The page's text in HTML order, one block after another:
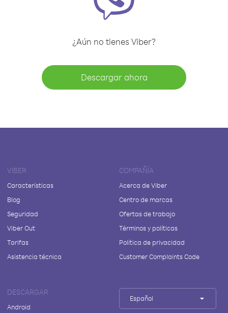
¿Aún no tienes Viber?
Descargar ahora
VIBER
Características
Blog
Seguridad
Viber Out
Tarifas
Asistencia técnica
COMPAÑÍA
Acerca de Viber
Centro de marcas
Ofertas de trabajo
Términos y políticas
Política de privacidad
Customer Complaints Code
DESCARGAR
Android
Español